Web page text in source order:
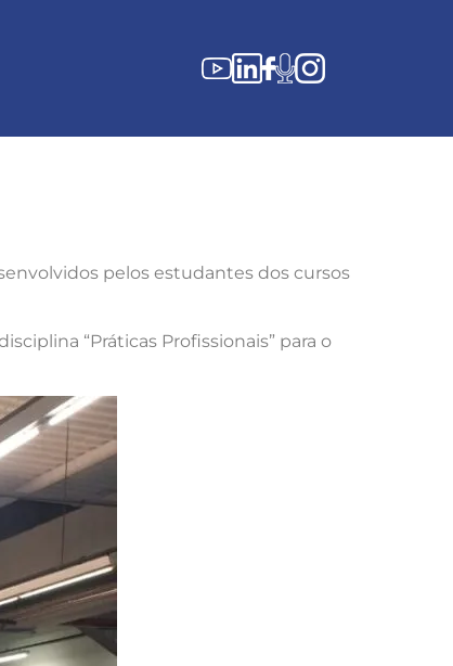
pelos estudantes dos cursos
“Práticas Profissionais” para o